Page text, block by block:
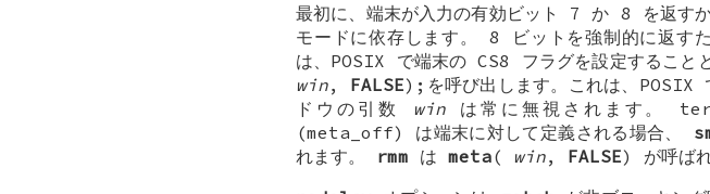
最初に、端末が入力の有効ビット 7 か 8 を
モードに依存します。 8 ビットを強制的に返す
は、POSIX で端末の CS8 フラグを設定すること
win, FALSE);を呼び出します。これは、POSIX
ドウの引数 winは常に無視されます。
(meta_off) は端末に対して定義される場合、
れます。 rmm は meta( win, FALSE) が呼ばれ